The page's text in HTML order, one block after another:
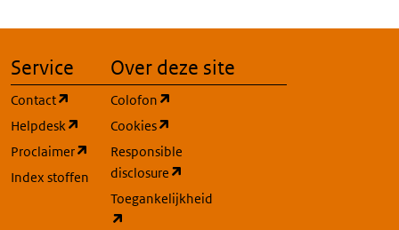
Service
Contact
(opent in een nieuw tabblad)
Helpdesk
(opent in een nieuw tabblad)
Proclaimer
(opent in een nieuw tabblad)
Index stoffen
Over deze site
Colofon
Cookies
Responsible
disclosure
Toegankelijkheid